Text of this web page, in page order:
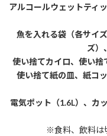
アルコールウェットティ
魚を入れる袋（各サイ
ズ）
使い捨てカイロ、使い捨
使い捨て紙の皿、紙コ
電気ポット（1.6L）、カ
※食料、飲料は